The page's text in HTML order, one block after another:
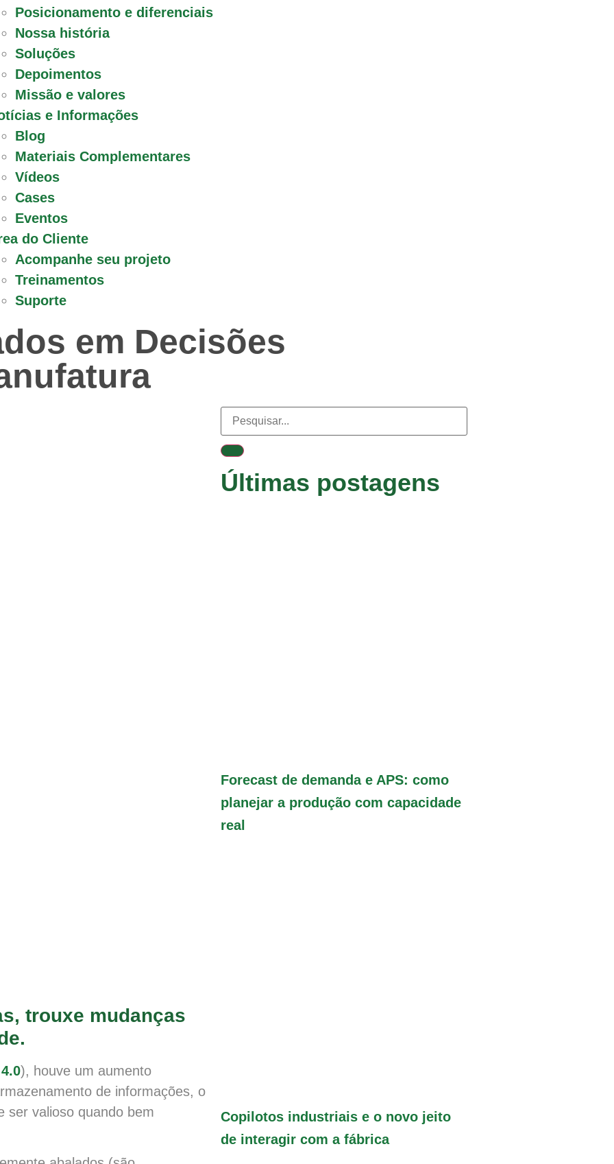
Posicionamento e diferenciais
Nossa história
Soluções
Depoimentos
Missão e valores
e Informações
Blog
Materiais Complementares
Vídeos
Cases
Eventos
do Cliente
Acompanhe seu projeto
Treinamentos
Suporte
em Decisões
trouxe mudanças
), houve um aumento
de informações, o
ser valioso quando bem
Últimas postagens
Forecast de demanda e APS: como
planejar a produção com capacidade
real
Copilotos industriais e o novo jeito
de interagir com a fábrica